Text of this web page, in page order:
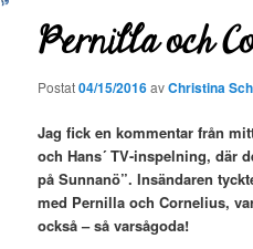
Pernilla och
Postat04/15/2016avChristina
Jag fick en kommentar från
och Hans´ TV-inspelning, där
på Sunnanö”. Insändaren
med Pernilla och Cornelius,
också – så varsågoda!